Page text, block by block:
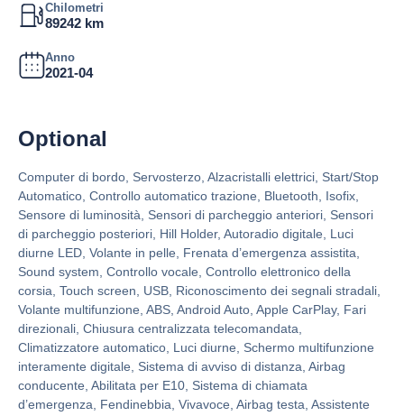
Chilometri
89242 km
Anno
2021-04
Optional
Computer di bordo, Servosterzo, Alzacristalli elettrici, Start/Stop
Automatico, Controllo automatico trazione, Bluetooth, Isofix,
Sensore di luminosità, Sensori di parcheggio anteriori, Sensori
di parcheggio posteriori, Hill Holder, Autoradio digitale, Luci
diurne LED, Volante in pelle, Frenata d’emergenza assistita,
Sound system, Controllo vocale, Controllo elettronico della
corsia, Touch screen, USB, Riconoscimento dei segnali stradali,
Volante multifunzione, ABS, Android Auto, Apple CarPlay, Fari
direzionali, Chiusura centralizzata telecomandata,
Climatizzatore automatico, Luci diurne, Schermo multifunzione
interamente digitale, Sistema di avviso di distanza, Airbag
conducente, Abilitata per E10, Sistema di chiamata
d’emergenza, Fendinebbia, Vivavoce, Airbag testa, Assistente